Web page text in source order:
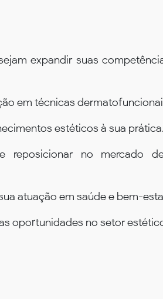
expandir suas
em técnicas
estéticos à sua prática.
reposicionar no mercado
atuação em saúde e bem-
oportunidades no setor